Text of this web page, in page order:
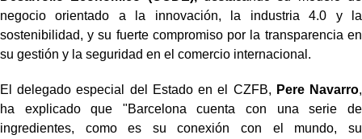
negocio orientado a la innovación, la industria 4.0 y la
sostenibilidad, y su fuerte compromiso por la transparencia en
su gestión y la seguridad en el comercio internacional.
El delegado especial del Estado en el CZFB, Pere Navarro,
ha explicado que "Barcelona cuenta con una serie de
ingredientes, como es su conexión con el mundo, su